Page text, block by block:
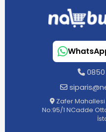
0850
Zafer Mahallesi
No:95/1 NCadde